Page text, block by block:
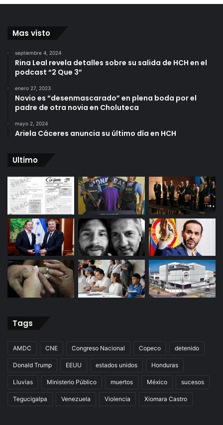
Mas visto
septiembre 4, 2024
Rina Leal revela detalles sobre su salida de HCH en el
podcast “2 Que 3”
enero 27, 2023
Novio es “desenmascarado” en plena boda por el
padre de otra novia en Choluteca
mayo 2, 2024
Ariela Cáceres anuncia su último día en HCH
Ultimo
Tags
AMDC CNE Congreso Nacional Copeco detenido
Donald Trump EEUU estados unidos Honduras
Lluvias Ministerio Público muertos México sucesos
Tegucigalpa Venezuela Violencia Xiomara Castro